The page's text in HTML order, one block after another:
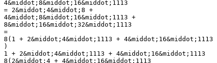
4&middot;8&middot;16&middot;1113
= 2&middot;4&middot;8 +
4&middot;8&middot;16&middot;1113 +
8&middot;16&middot;32&middot;1113
=
8(1 + 2&middot;4&middot;1113 + 4&middot;16&middot;1113
)
1 + 2&middot;4&middot;1113 + 4&middot;16&middot;1113
8(2&middot;4 + 4&middot;16&middot;1113